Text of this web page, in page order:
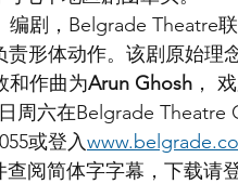
编剧，Belgrade Theatre
形体动作。该剧原始理
和作曲为Arun Ghosh ，
周六在Belgrade
或登入
阅简体字字幕，下载请